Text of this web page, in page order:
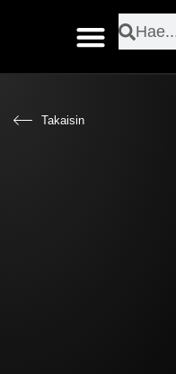
Search
Takaisin